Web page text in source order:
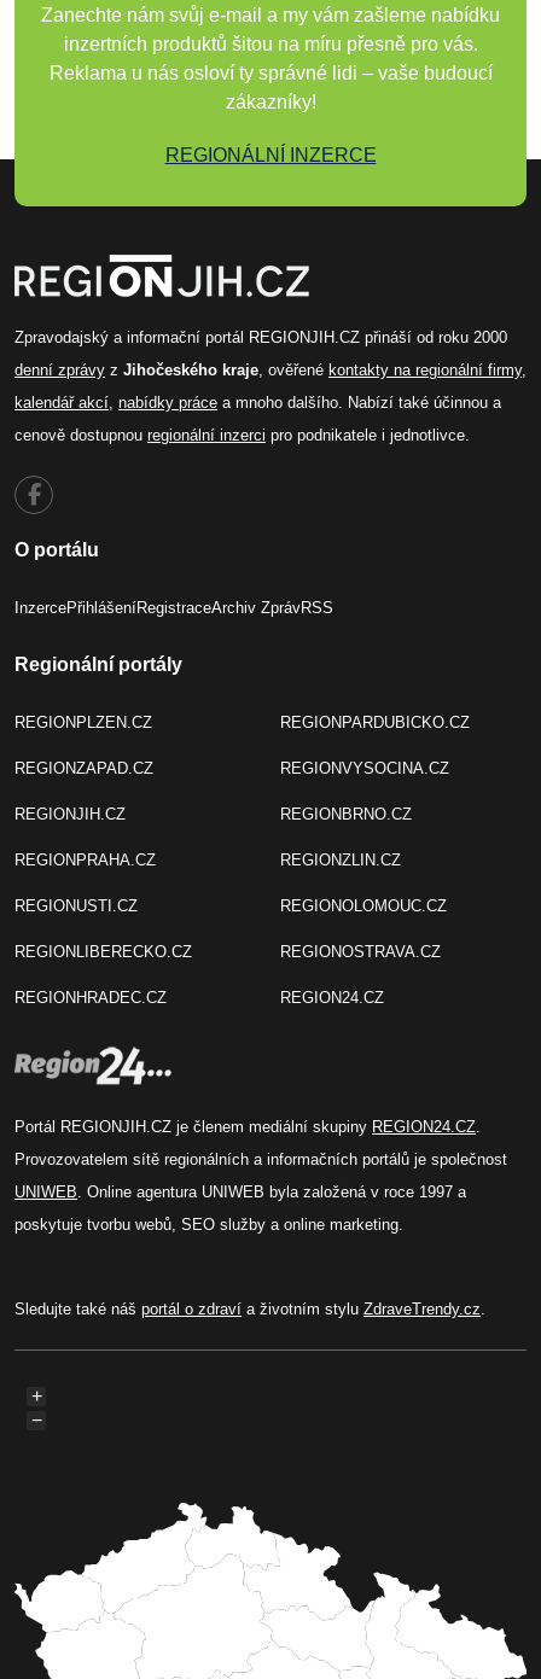
Zanechte nám svůj e-mail a my vám zašleme nabídku
inzertních produktů šitou na míru přesně pro vás.
Reklama u nás osloví ty správné lidi – vaše budoucí
zákazníky!
REGIONÁLNÍ INZERCE
Zpravodajský a informační portál REGIONJIH.CZ přináší od roku 2000
denní zprávy z Jihočeského kraje , ověřené kontakty na regionální firmy,
kalendář akcí nabídky práce a mnoho dalšího. Nabízí také účinnou a
cenově dostupnou regionální inzerci pro podnikatele i jednotlivce.
O portálu
InzercePřihlášeníRegistraceArchiv ZprávRSS
Regionální portály
REGIONPLZEN.CZ
REGIONZAPAD.CZ
REGIONJIH.CZ
REGIONPRAHA.CZ
REGIONUSTI.CZ
REGIONLIBERECKO.CZ
REGIONHRADEC.CZ
REGIONPARDUBICKO.CZ
REGIONVYSOCINA.CZ
REGIONBRNO.CZ
REGIONZLIN.CZ
REGIONOLOMOUC.CZ
REGIONOSTRAVA.CZ
REGION24.CZ
Portál REGIONJIH.CZ je členem mediální skupiny REGION24.CZ
Provozovatelem sítě regionálních a informačních portálů je společnost
UNIWEB . Online agentura UNIWEB byla založená v roce 1997 a
poskytuje tvorbu webů, SEO služby a online marketing.
Sledujte také náš portál o zdraví a životním stylu ZdraveTrendy.cz
+
−